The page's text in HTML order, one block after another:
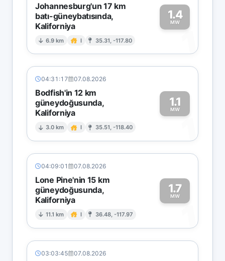
Johannesburg'un 17 km
batı-güneybatısında,
Kaliforniya
6.9 km I 35.31, -117.80
1.4
MW
1
04:31:17 07.08.2026
Bodfish'in 12 km
güneydoğusunda,
Kaliforniya
3.0 km I 35.51, -118.40
1.1
MW
1
04:09:01 07.08.2026
Lone Pine'nin 15 km
güneydoğusunda,
Kaliforniya
11.1 km I 36.48, -117.97
1.7
MW
1
03:03:45 07.08.2026